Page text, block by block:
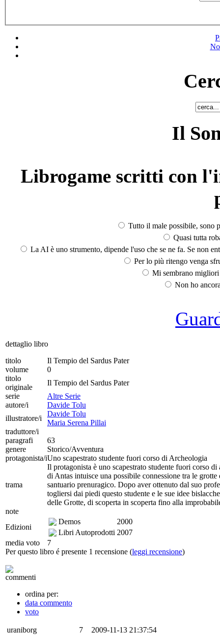
Il
Librogame scritti con
Tutto il male possibile, sono
Quasi tutta
La AI è uno strumento, dipende l'uso che se ne fa. Se non
Per lo più ritengo venga
Mi sembrano
Non ho
dettaglio libro
titolo
Il Tempio del Sardus Pater
volume
0
titolo
originale
Il Tempio del Sardus Pater
serie
Altre Serie
autore/i
Davide Tolu
illustratore/i
Davide Tolu
Maria Serena Pillai
traduttore/i
paragrafi
63
genere
Storico/Avventura
protagonista/iUno scapestrato studente fuori corso di Archeologia
trama
Il protagonista è uno scapestrato studente fuori corso
di Antas intuisce una possibile connessione tra le
santuario prenuragico. Dopo aver ottenuto dal suo
togliersi dai piedi questo studente e le sue idee
delle Grotte, di scoperta in scoperta fino alla
note
Edizioni
Demos
2000
Libri Autoprodotti 2007
media voto
7
Per questo libro é presente 1 recensione (leggi recensione)
commenti
ordina per:
data commento
voto
uraniborg 7
2009-11-13 21:37:54